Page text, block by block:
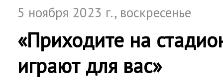
5 ноября 2023 г., воскресенье
«Приходите на
играют для вас»